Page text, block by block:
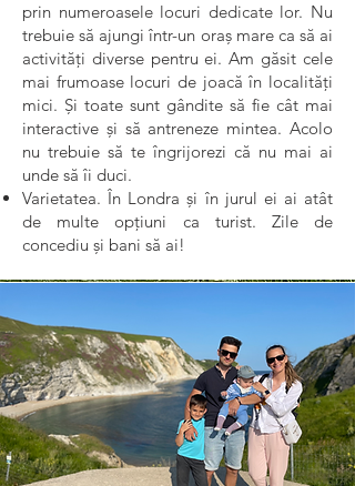
prin numeroasele locuri dedicate lor. Nu
trebuie să ajungi într-un oraș mare ca să ai
activități diverse pentru ei. Am găsit cele
mai frumoase locuri de joacă în localități
mici. Și toate sunt gândite să fie cât mai
interactive și să antreneze mintea. Acolo
nu trebuie să te îngrijorezi că nu mai ai
unde să îi duci.
Varietatea. În Londra și în jurul ei ai atât
de multe opțiuni ca turist. Zile de
concediu și bani să ai!